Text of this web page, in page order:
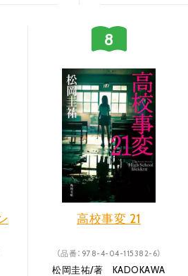
高校事変 21
（品番：978-4-04-115382-6）
松岡圭祐/著 KADOKAWA